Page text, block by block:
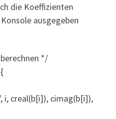
die Koeffizienten
ausgegeben
*/
creal(b[i]), cimag(b[i]),